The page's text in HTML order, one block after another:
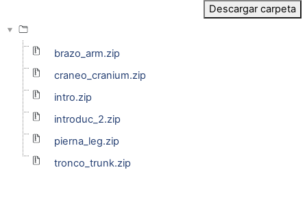
Descargar carpeta
brazo_arm.zip
craneo_cranium.zip
intro.zip
introduc_2.zip
pierna_leg.zip
tronco_trunk.zip